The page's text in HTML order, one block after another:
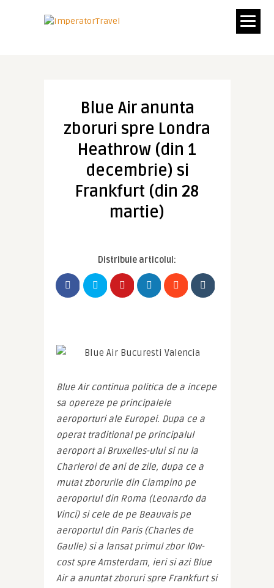
Blue Air anunta
zboruri spre Londra
Heathrow (din 1
decembrie) si
Frankfurt (din 28
martie)
Distribuie articolul:
Blue Air continua politica de a incepe
sa opereze pe principalele
aeroporturi ale Europei. Dupa ce a
operat traditional pe principalul
aeroport al Bruxelles-ului si nu la
Charleroi de ani de zile, dupa ce a
mutat zborurile din Ciampino pe
aeroportul din Roma (Leonardo da
Vinci) si cele de pe Beauvais pe
aeroportul din Paris (Charles de
Gaulle) si a lansat primul zbor l0w-
cost spre Amsterdam, ieri si azi Blue
Air a anuntat zboruri spre Frankfurt si